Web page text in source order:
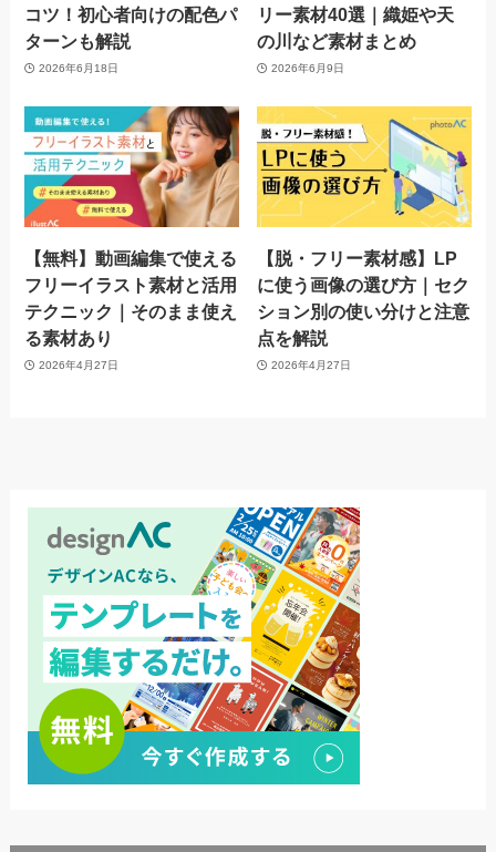
コツ！初心者向けの配色パ
ターンも解説
2026年6月18日
リー素材40選｜織姫や天
の川など素材まとめ
2026年6月9日
【無料】動画編集で使える
フリーイラスト素材と活用
テクニック｜そのまま使え
る素材あり
2026年4月27日
【脱・フリー素材感】LP
に使う画像の選び方｜セク
ション別の使い分けと注意
点を解説
2026年4月27日